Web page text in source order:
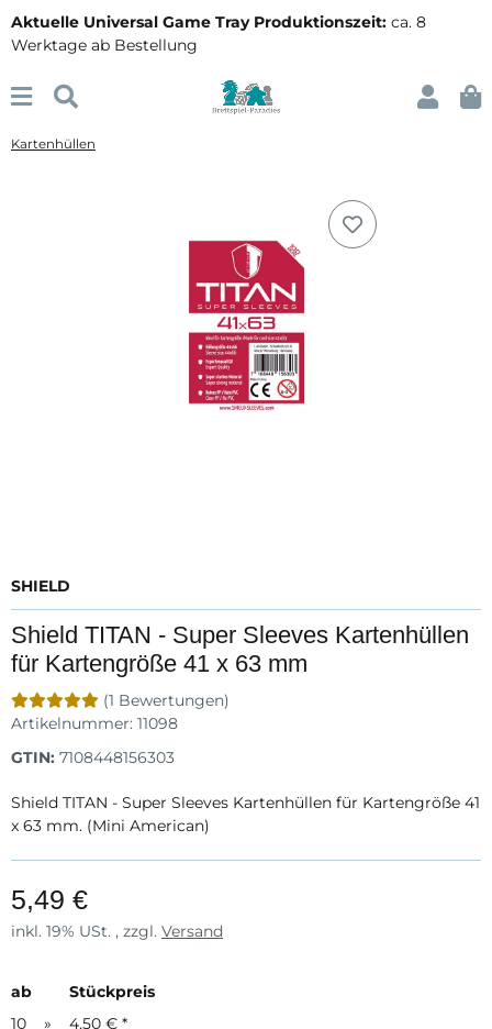
Aktuelle Universal Game Tray Produktionszeit: ca. 8
Werktage ab Bestellung
Kartenhüllen
SHIELD
Shield TITAN - Super Sleeves Kartenhüllen
für Kartengröße 41 x 63 mm
(1 Bewertungen)
Artikelnummer: 11098
GTIN: 7108448156303
Shield TITAN - Super Sleeves Kartenhüllen für Kartengröße 41
x 63 mm. (Mini American)
5,49 €
inkl. 19% USt. , zzgl. Versand
ab
Stückpreis
10
» 4,50 € *